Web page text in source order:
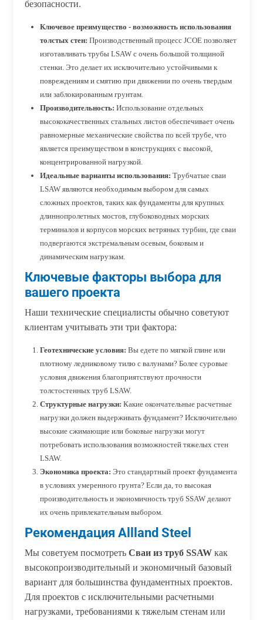
безопасности.
Ключевое преимущество - возможность использования
толстых стен: Производственный процесс JCOE позволяет
изготавливать трубы LSAW с очень большой толщиной
стенки. Это делает их исключительно устойчивыми к
повреждениям и смятию при движении по очень твердым
или заблокированным грунтам.
Производительность: Использование отдельных
высококачественных стальных листов обеспечивает очень
равномерные механические свойства по всей трубе, что
является преимуществом в конструкциях с высокой,
концентрированной нагрузкой.
Идеальные варианты использования: Трубчатые сваи
LSAW являются необходимым выбором для самых
сложных проектов, таких как фундаменты для крупных
длиннопролетных мостов, глубоководных морских
терминалов и корпусов морских ветряных турбин, где сваи
подвергаются экстремальным осевым, боковым и
динамическим нагрузкам.
Ключевые факторы выбора для
вашего проекта
Наши технические специалисты обычно советуют
клиентам учитывать эти три фактора:
Геотехнические условия: Вы едете по мягкой глине или
плотному ледниковому тилю с валунами? Более суровые
условия движения благоприятствуют прочности
толстостенных труб LSAW.
Структурные нагрузки: Какие окончательные расчетные
нагрузки должен выдерживать фундамент? Исключительно
высокие сжимающие или боковые нагрузки могут
потребовать использования возможностей тяжелых стен
LSAW.
Экономика проекта: Это стандартный проект фундамента
в условиях умеренного грунта? Если да, то высокая
производительность и экономичность труб SSAW делают
их очень привлекательным выбором.
Рекомендация Allland Steel
Мы советуем посмотретьСваи из труб SSAW как
высокопроизводительный и экономичный базовый
вариант для большинства фундаментных проектов.
Для проектов с исключительными расчетными
нагрузками, требованиями к тяжелым стенам или